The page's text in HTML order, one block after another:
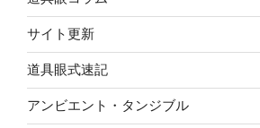
サイト更新
道具眼式速記
アンビエント・タンジブル